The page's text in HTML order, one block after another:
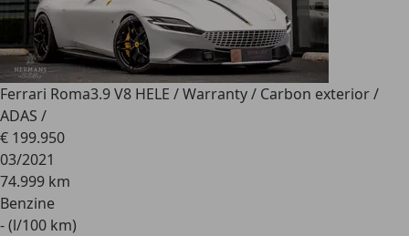
Ferrari Roma3.9 V8 HELE / Warranty / Carbon exterior /
ADAS /
€ 199.950
03/2021
74.999 km
Benzine
- (l/100 km)